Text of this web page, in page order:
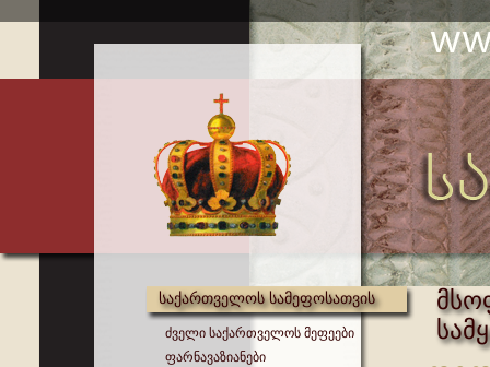
საქართველოს სამეფოსათვის
ძველი საქართველოს მეფეები
ფარნავაზიანები